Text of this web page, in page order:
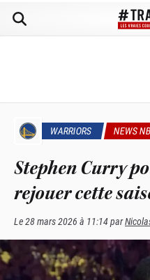
WARRIORS NEWS
Stephen Curry
rejouer cette
Le28 mars 2026 à 11:14par